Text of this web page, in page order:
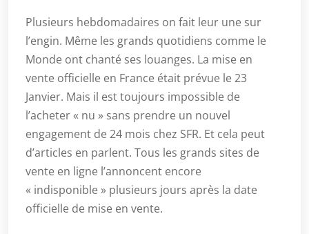
Plusieurs hebdomadaires on fait leur une sur
l’engin. Même les grands quotidiens comme le
Monde ont chanté ses louanges. La mise en
vente officielle en France était prévue le 23
Janvier. Mais il est toujours impossible de
l’acheter « nu » sans prendre un nouvel
engagement de 24 mois chez SFR. Et cela peut
d’articles en parlent. Tous les grands sites de
vente en ligne l’annoncent encore
« indisponible » plusieurs jours après la date
officielle de mise en vente.